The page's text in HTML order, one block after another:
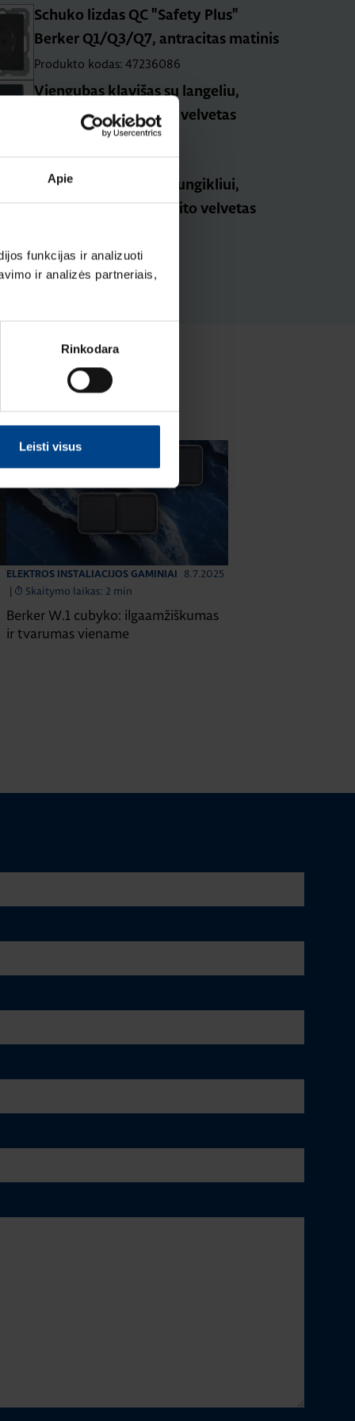
Apie
funkcijas ir analizuoti
ir analizės partneriais,
Rinkodara
Leisti visus
Schuko lizdas QC "Safety Plus"
Berker Q1/Q3/Q7, antracitas matinis
Produkto kodas: 47236086
Viengubas klavišas su langeliu,
Berker Q1/Q3, juodas velvetas
Produkto kodas: 16216086
Klavišas 3-jų klavišų jungikliui,
Berker Q1/ Q3, antracito velvetas
ELEKTROS INSTALIACIJOS GAMINIAI
8.7.2025
|
Skaitymo laikas: 2 min
Berker W.1 cubyko: ilgaamžiškumas
ir tvarumas viename